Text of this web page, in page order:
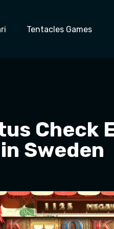
Tentacles Games
Check
Sweden